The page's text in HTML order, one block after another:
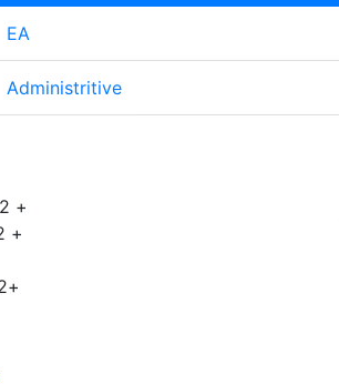
EA
Administritive
+ 972 (0)2 296 04 46
+ 972 (0)2 297 01 36
+972 (0)2 296 04 47